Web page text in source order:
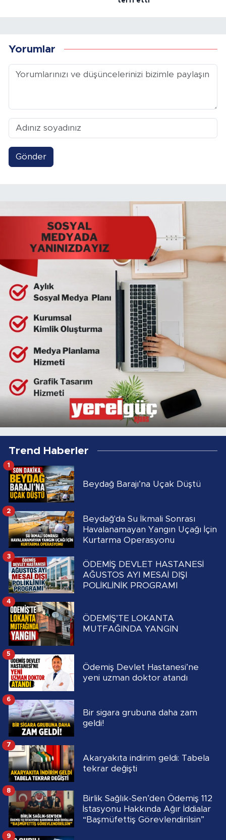
Yorumlar
Gönder
Trend Haberler
Beydağ Barajı’na Uçak Düştü
1
Beydağ'da Su İkmali Sonrası
Havalanamayan Yangın Uçağı İçin
Kurtarma Operasyonu
2
ÖDEMİŞ DEVLET HASTANESİ
AĞUSTOS AYI MESAİ DIŞI
POLİKLİNİK PROGRAMI
3
ÖDEMİŞ’TE LOKANTA
MUTFAĞINDA YANGIN
4
Ödemiş Devlet Hastanesi’ne
yeni uzman doktor atandı
5
Bir sigara grubuna daha zam
geldi!
6
Akaryakıta indirim geldi: Tabela
tekrar değişti
7
Birlik Sağlık-Sen’den Ödemiş 112
İstasyonu Hakkında Ağır İddialar
“Başmüfettiş Görevlendirilsin”
8
9